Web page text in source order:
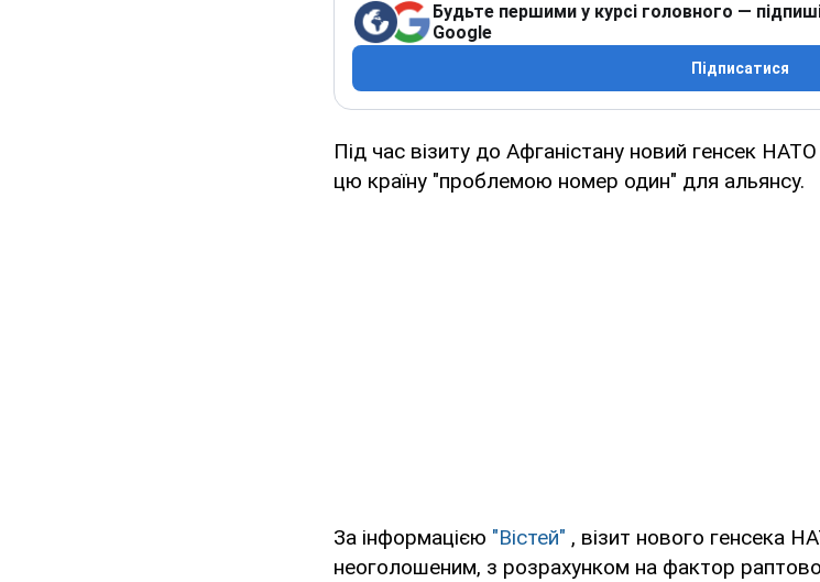
Будьте першими у курсі головного —
Google
Підписатися
Під час візиту до Афганістану новий генсек
цю країну "проблемою номер один" для альянсу.
За інформацією "Вістей" , візит нового генсека
неоголошеним, з розрахунком на фактор